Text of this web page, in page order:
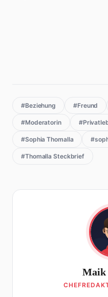
#Beziehung #Freund
#Moderatorin
#Sophia Thomalla
#Thomalla Steckbrief
Maik